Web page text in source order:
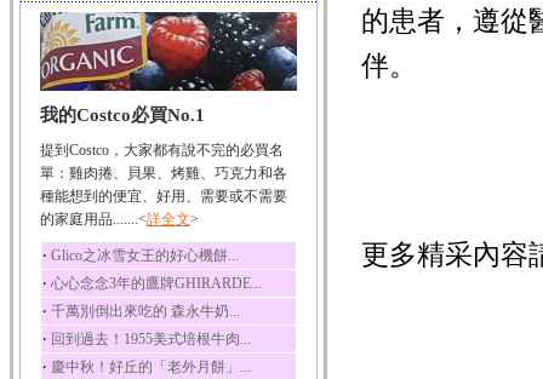
咖啡
咖啡中的咖啡因會刺激
中樞神經系統，特別...
椰子
椰子含有糖類、脂肪、
荔枝
荔枝性質溫和所含的營
養素有醣類、檸檬酸...
五味子
五味子性質溫熱所含營
養成分有揮發油、檸...
草魚
草魚含有維生素A、維生
素C、及豐富的蛋白...
我的Costco必買No.1
提到Costco，大家都有說不完的必買名
單：雞肉捲、貝果、烤雞、巧克力和各
種能想到的便宜、好用、需要或不需要
的家庭用品.......<詳全文>
‧ Glico之冰雪女王的好心機餅...
‧ 心心念念3年的鷹牌GHIRARDE...
‧ 千萬別倒出來吃的 森永牛奶...
‧ 回到過去！1955美式培根牛肉...
‧ 慶中秋！好丘的「老外月餅」...
的患者，遵從
伴。
更多精采內容